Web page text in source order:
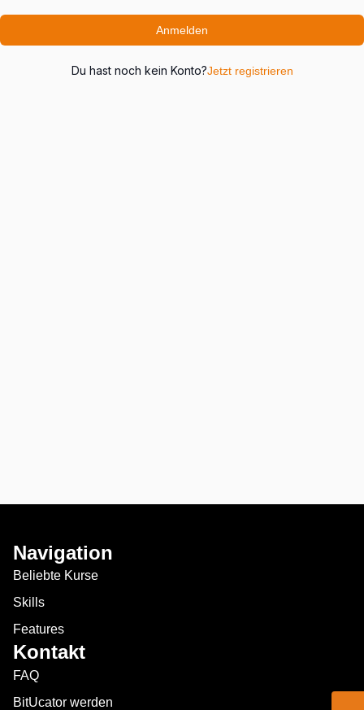
Anmelden
Du hast noch kein Konto?Jetzt registrieren
Navigation
Beliebte Kurse
Skills
Features
Kontakt
FAQ
BitUcator werden